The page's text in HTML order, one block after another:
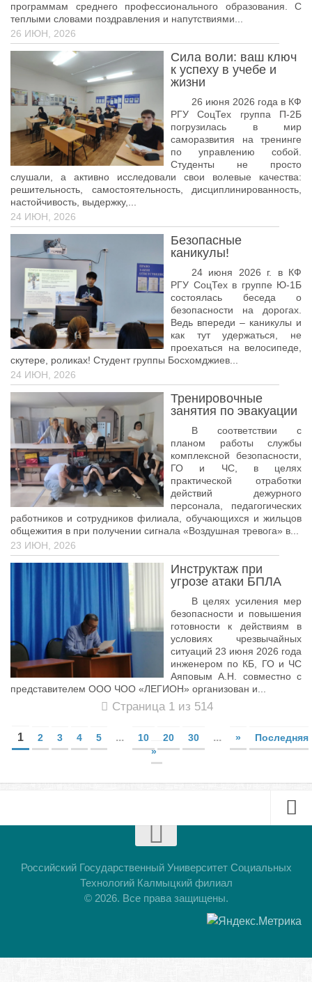
программам среднего профессионального образования. С
теплыми словами поздравления и напутствиями...
26 ИЮН, 2026
Сила воли: ваш ключ
к успеху в учебе и
жизни
26 июня 2026 года в КФ
РГУ СоцТех группа П-2Б
погрузилась в мир
саморазвития на тренинге
по управлению собой.
Студенты не просто
слушали, а активно исследовали свои волевые качества:
решительность, самостоятельность, дисциплинированность,
настойчивость, выдержку,...
24 ИЮН, 2026
Безопасные
каникулы!
24 июня 2026 г. в КФ
РГУ СоцТех в группе Ю-1Б
состоялась беседа о
безопасности на дорогах.
Ведь впереди – каникулы и
как тут удержаться, не
проехаться на велосипеде,
скутере, роликах! Студент группы Босхомджиев...
24 ИЮН, 2026
Тренировочные
занятия по эвакуации
В соответствии с
планом работы службы
комплексной безопасности,
ГО и ЧС, в целях
практической отработки
действий дежурного
персонала, педагогических
работников и сотрудников филиала, обучающихся и жильцов
общежития в при получении сигнала «Воздушная тревога» в...
23 ИЮН, 2026
Инструктаж при
угрозе атаки БПЛА
В целях усиления мер
безопасности и повышения
готовности к действиям в
условиях чрезвычайных
ситуаций 23 июня 2026 года
инженером по КБ, ГО и ЧС
Аяповым А.Н. совместно с
представителем ООО ЧОО «ЛЕГИОН» организован и...
Страница 1 из 514
1 2 3 4 5 ... 10 20 30 ... »
Последняя
»
Презентация
Российский Государственный Университет Социальных
Технологий Калмыцкий филиал
© 2026. Все права защищены.